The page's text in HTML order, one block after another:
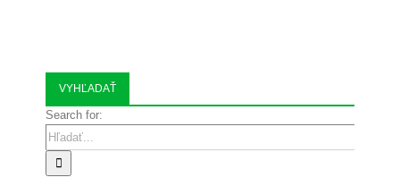
VYHĽADAŤ
Search for: